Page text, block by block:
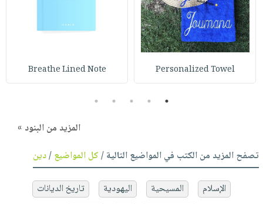
Personalized Towel
Breathe Lined Note
1
2
3
4
5
المزيد من البنود »
تصفح المزيد من الكتب في المواضيع التالية /كل المواضيع/دين
الإسلام المسيحية اليهودية
تاريخ الديانات